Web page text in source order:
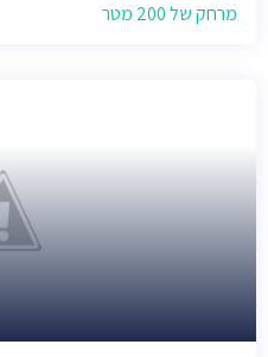
מרחק של 200 מטר